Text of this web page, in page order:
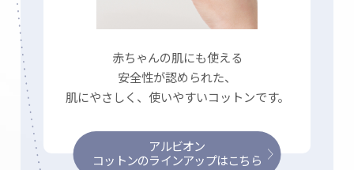
赤ちゃんの肌にも使える
安全性が認められた、
肌にやさしく、使いやすいコットンです。
アルビオン
コットンのラインアップはこちら